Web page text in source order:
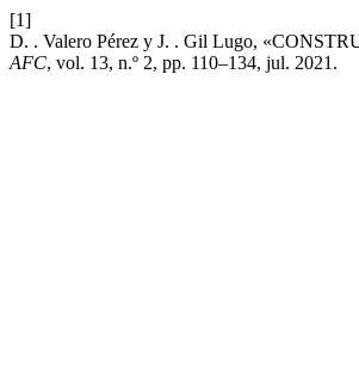
[1]
D. . Valero Pérez y J. . Gil Lugo,
AFC, vol. 13, n.º 2, pp. 110–134, jul. 2021.